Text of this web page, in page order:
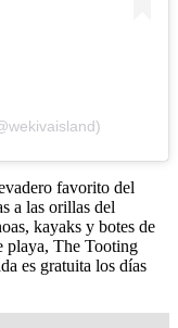
favorito del
a las orillas del
kayaks y botes de
playa, The Tooting
es gratuita los días